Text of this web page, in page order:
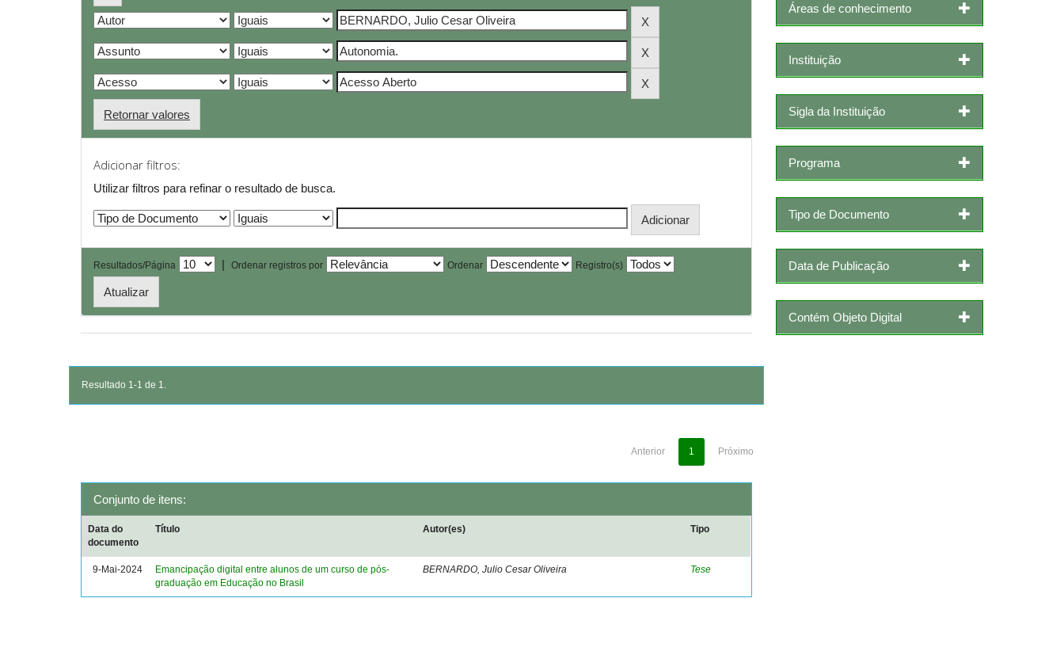
Retornar valores
Adicionar filtros:
Utilizar filtros para refinar o resultado de busca.
Resultados/Página | Ordenar registros por Ordenar Registro(s)
Resultado 1-1 de 1.
Anterior 1 Próximo
Conjunto de itens:
Data do
documento
Título Autor(es) Tipo
9-Mai-2024
Emancipação digital entre alunos de um curso de pós-
graduação em Educação no Brasil
BERNARDO, Julio Cesar Oliveira Tese
Áreas de conhecimento
Instituição
Sigla da Instituição
Programa
Tipo de Documento
Data de Publicação
Contém Objeto Digital